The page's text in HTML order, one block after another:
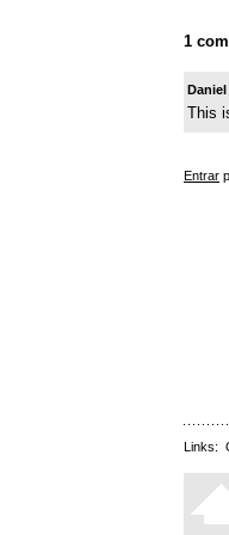
1
Daniel
This
Entrar
Links: